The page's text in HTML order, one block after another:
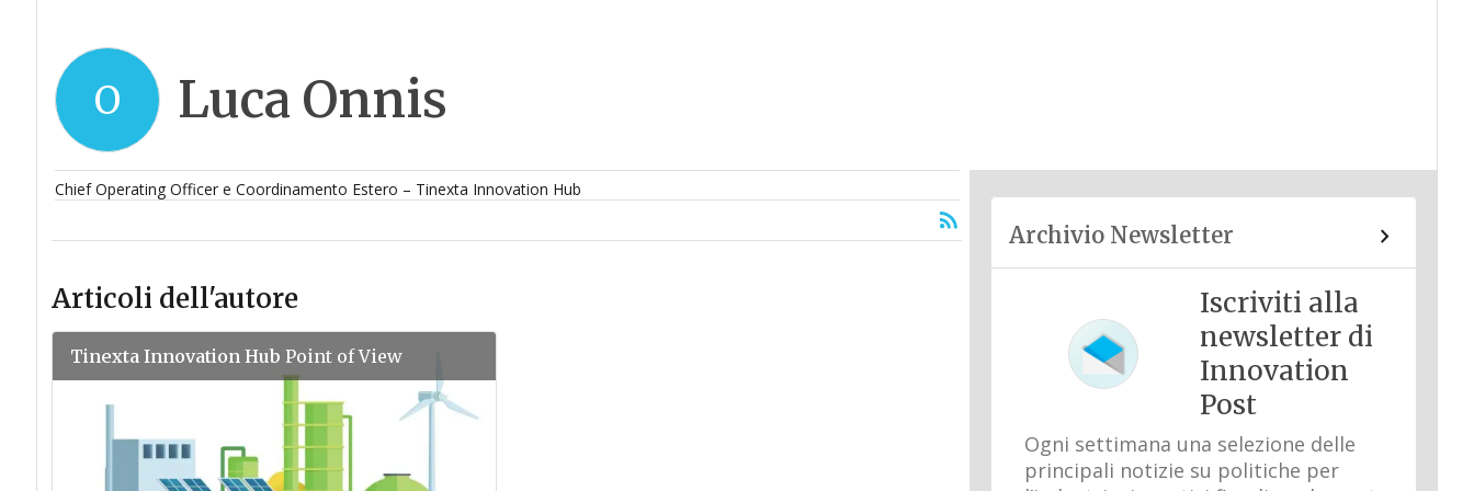
O Luca Onnis
Chief Operating Officer e Coordinamento Estero – Tinexta Innovation Hub
Articoli dell'autore
Tinexta Innovation Hub Point of View
Archivio Newsletter
Iscriviti alla
newsletter di
Innovation
Post
Ogni settimana una selezione delle
principali notizie su politiche per